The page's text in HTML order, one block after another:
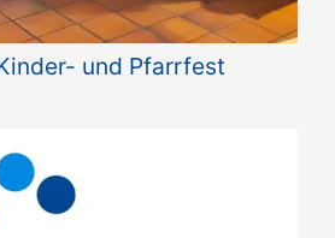
und Pfarrfest